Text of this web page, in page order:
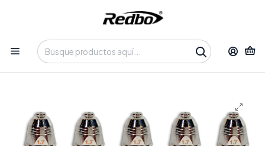
Tienda 100% Online con despacho a domicilio o retiro en
Oficina • Lun-Vie 09:30-14:00 / 15:00-17:30 • 📞 +56 9 3730 2311
Inicio Consumibles
Kit 10 uni. boquillas consumible de plasma 1,7 CUT P80
REDBO